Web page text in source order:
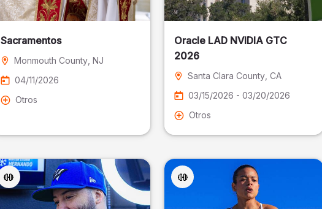
Sacramentos
Monmouth County, NJ
04/11/2026
Otros
Oracle LAD NVIDIA GTC
2026
Santa Clara County , CA
03/15/2026 - 03/20/2026
Otros